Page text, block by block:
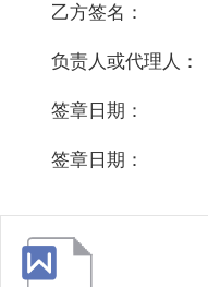
乙方签名：
负责人或代理人：
签章日期：
签章日期：